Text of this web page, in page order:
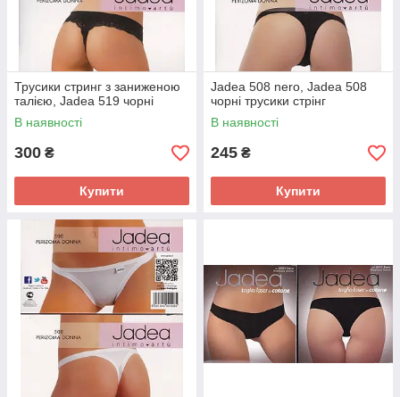
Трусики стринг з заниженою
талією, Jadea 519 чорні
В наявності
300 ₴
Купити
Jadea 508 nero, Jadea 508
чорні трусики стрінг
В наявності
245 ₴
Купити